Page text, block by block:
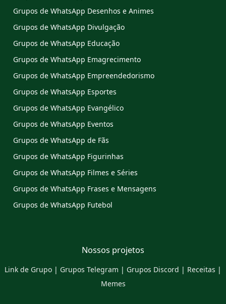
Grupos de WhatsApp Desenhos e Animes
Grupos de WhatsApp Divulgação
Grupos de WhatsApp Educação
Grupos de WhatsApp Emagrecimento
Grupos de WhatsApp Empreendedorismo
Grupos de WhatsApp Esportes
Grupos de WhatsApp Evangélico
Grupos de WhatsApp Eventos
Grupos de WhatsApp de Fãs
Grupos de WhatsApp Figurinhas
Grupos de WhatsApp Filmes e Séries
Grupos de WhatsApp Frases e Mensagens
Grupos de WhatsApp Futebol
Nossos projetos
Link de Grupo | Grupos Telegram | Grupos Discord | Receitas |
Memes